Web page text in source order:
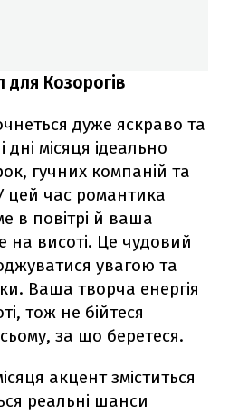
для Козорогів
дуже яскраво та
місяця ідеально
гучних компаній та
цей час романтика
в повітрі й ваша
на висоті. Це чудовий
увагою та
Ваша творча енергія
тож не бійтеся
за що беретеся.
акцент зміститься
реальні шанси